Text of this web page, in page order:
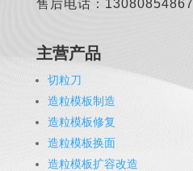
售后电话：13080854867
主营产品
切粒刀
造粒模板制造
造粒模板修复
造粒模板换面
造粒模板扩容改造